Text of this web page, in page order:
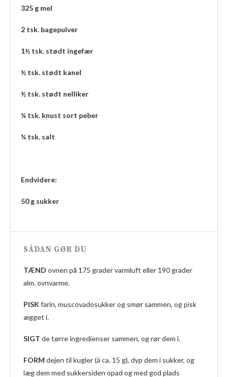
325 g mel
2 tsk. bagepulver
1½ tsk. stødt ingefær
½ tsk. stødt kanel
½ tsk. stødt nelliker
¼ tsk. knust sort peber
¼ tsk. salt
Endvidere:
50 g sukker
SÅDAN GØR DU
TÆND ovnen på 175 grader varmluft eller 190 grader
alm. ovnvarme.
PISK farin, muscovadosukker og smør sammen, og pisk
ægget i.
SIGT de tørre ingredienser sammen, og rør dem i.
FORM dejen til kugler (á ca. 15 g), dyp dem i sukker, og
læg dem med sukkersiden opad og med god plads